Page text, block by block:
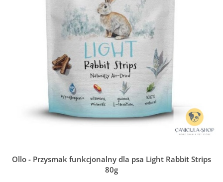
Ollo - Przysmak funkcjonalny dla psa Light Rabbit Strips
80g